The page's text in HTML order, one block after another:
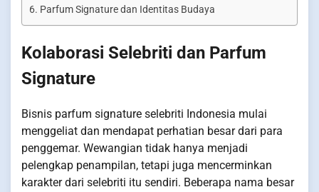
Parfum Signature dan Identitas Budaya
Kolaborasi Selebriti dan Parfum
Signature
Bisnis parfum signature selebriti Indonesia mulai
menggeliat dan mendapat perhatian besar dari para
penggemar. Wewangian tidak hanya menjadi
pelengkap penampilan, tetapi juga mencerminkan
karakter dari selebriti itu sendiri. Beberapa nama besar